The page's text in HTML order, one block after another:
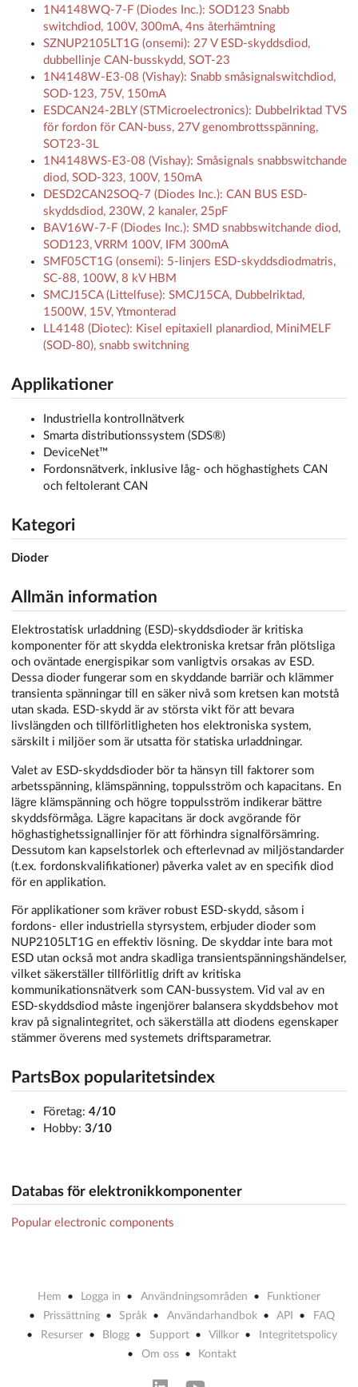
1N4148WQ-7-F (Diodes Inc.): SOD123 Snabb
switchdiod, 100V, 300mA, 4ns återhämtning
SZNUP2105LT1G (onsemi): 27 V ESD-skyddsdiod,
dubbellinje CAN-busskydd, SOT-23
1N4148W-E3-08 (Vishay): Snabb småsignalswitchdiod,
SOD-123, 75V, 150mA
ESDCAN24-2BLY (STMicroelectronics): Dubbelriktad TVS
för fordon för CAN-buss, 27V genombrottsspänning,
SOT23-3L
1N4148WS-E3-08 (Vishay): Småsignals snabbswitchande
diod, SOD-323, 100V, 150mA
DESD2CAN2SOQ-7 (Diodes Inc.): CAN BUS ESD-
skyddsdiod, 230W, 2 kanaler, 25pF
BAV16W-7-F (Diodes Inc.): SMD snabbswitchande diod,
SOD123, VRRM 100V, IFM 300mA
SMF05CT1G (onsemi): 5-linjers ESD-skyddsdiodmatris,
SC-88, 100W, 8 kV HBM
SMCJ15CA (Littelfuse): SMCJ15CA, Dubbelriktad,
1500W, 15V, Ytmonterad
LL4148 (Diotec): Kisel epitaxiell planardiod, MiniMELF
(SOD-80), snabb switchning
Applikationer
Industriella kontrollnätverk
Smarta distributionssystem (SDS®)
DeviceNet™
Fordonsnätverk, inklusive låg- och höghastighets CAN
och feltolerant CAN
Kategori
Dioder
Allmän information
Elektrostatisk urladdning (ESD)-skyddsdioder är kritiska
komponenter för att skydda elektroniska kretsar från plötsliga
och oväntade energispikar som vanligtvis orsakas av ESD.
Dessa dioder fungerar som en skyddande barriär och klämmer
transienta spänningar till en säker nivå som kretsen kan motstå
utan skada. ESD-skydd är av största vikt för att bevara
livslängden och tillförlitligheten hos elektroniska system,
särskilt i miljöer som är utsatta för statiska urladdningar.
Valet av ESD-skyddsdioder bör ta hänsyn till faktorer som
arbetsspänning, klämspänning, toppulsström och kapacitans. En
lägre klämspänning och högre toppulsström indikerar bättre
skyddsförmåga. Lägre kapacitans är dock avgörande för
höghastighetssignallinjer för att förhindra signalförsämring.
Dessutom kan kapselstorlek och efterlevnad av miljöstandarder
(t.ex. fordonskvalifikationer) påverka valet av en specifik diod
för en applikation.
För applikationer som kräver robust ESD-skydd, såsom i
fordons- eller industriella styrsystem, erbjuder dioder som
NUP2105LT1G en effektiv lösning. De skyddar inte bara mot
ESD utan också mot andra skadliga transientspänningshändelser,
vilket säkerställer tillförlitlig drift av kritiska
kommunikationsnätverk som CAN-bussystem. Vid val av en
ESD-skyddsdiod måste ingenjörer balansera skyddsbehov mot
krav på signalintegritet, och säkerställa att diodens egenskaper
stämmer överens med systemets driftsparametrar.
PartsBox popularitetsindex
Företag: 4/10
Hobby: 3/10
Databas för elektronikkomponenter
Popular electronic components
Hem Logga in Användningsområden
Funktioner
Prissättning
Språk Användarhandbok API
FAQ
Resurser
Blogg Support Villkor
Integritetspolicy
Om oss
Kontakt